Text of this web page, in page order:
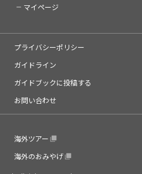
マイページ
プライバシーポリシー
ガイドライン
ガイドブックに投稿する
お問い合わせ
海外ツアー
海外のおみやげ